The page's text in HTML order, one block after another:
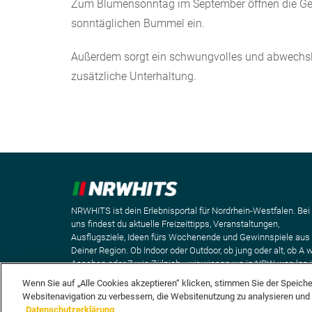
Zum Blumensonntag im September öffnen die
sonntäglichen Bummel ein.
Außerdem sorgt ein schwungvolles und
zusätzliche Unterhaltung.
NRWHITS ist dein Erlebnisportal für Nordrhein-Westfalen. Bei
uns findest du aktuelle Freizeittipps, Veranstaltungen,
Ausflugsziele, Ideen fürs Wochenende und Gewinnspiele aus
Deiner Region. Ob Indoor oder Outdoor, ob jung oder alt, ob A
Aaachen oder Z wie Zülpich - wir wissen wo in NRW was los
Wenn Sie auf „Alle Cookies akzeptieren“ klicken, stimmen Sie der
Websitenavigation zu verbessern, die Websitenutzung zu analysieren
Datenschutzerklärung